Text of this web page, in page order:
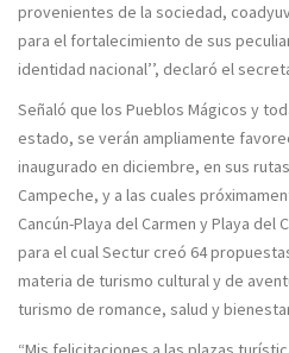
provenientes de la sociedad,
para el fortalecimiento de sus
identidad nacional’’, declaró el
Señaló que los Pueblos Mágicos y
estado, se verán ampliamente
inaugurado en diciembre, en sus
Campeche, y a las cuales
Cancún-Playa del Carmen y Playa
para el cual Sectur creó 64
materia de turismo cultural y de
turismo de romance, salud y